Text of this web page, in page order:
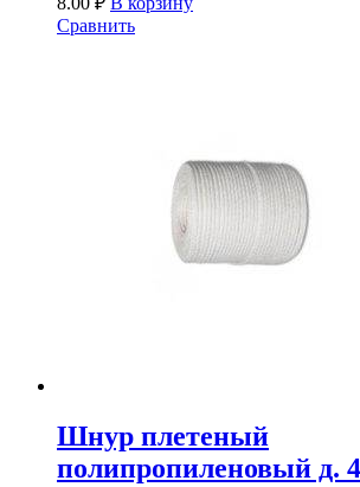
Сравнить
Шнур плетеный
полипропиленовый д. 4